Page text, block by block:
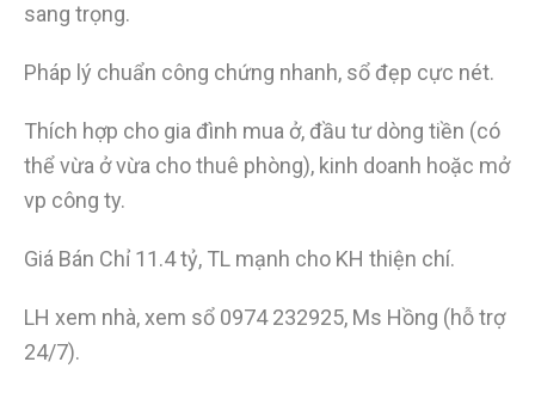
sang trọng.
Pháp lý chuẩn công chứng nhanh, sổ đẹp cực nét.
Thích hợp cho gia đình mua ở, đầu tư dòng tiền (có
thể vừa ở vừa cho thuê phòng), kinh doanh hoặc mở
vp công ty.
Giá Bán Chỉ 11.4 tỷ, TL mạnh cho KH thiện chí.
LH xem nhà, xem sổ 0974 232925, Ms Hồng (hỗ trợ
24/7).